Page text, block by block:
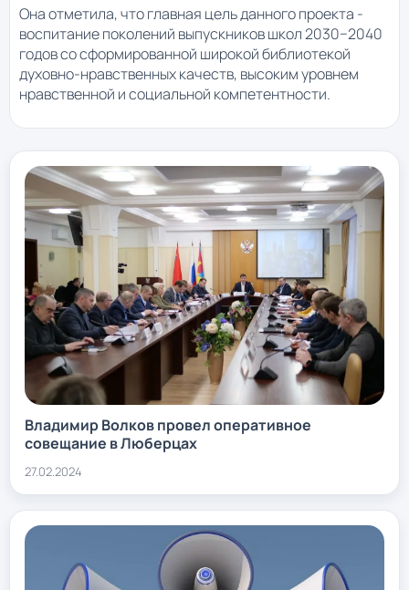
Она отметила, что главная цель данного проекта -
воспитание поколений выпускников школ 2030−2040
годов со сформированной широкой библиотекой
духовно-нравственных качеств, высоким уровнем
нравственной и социальной компетентности.
Владимир Волков провел оперативное
совещание в Люберцах
27.02.2024